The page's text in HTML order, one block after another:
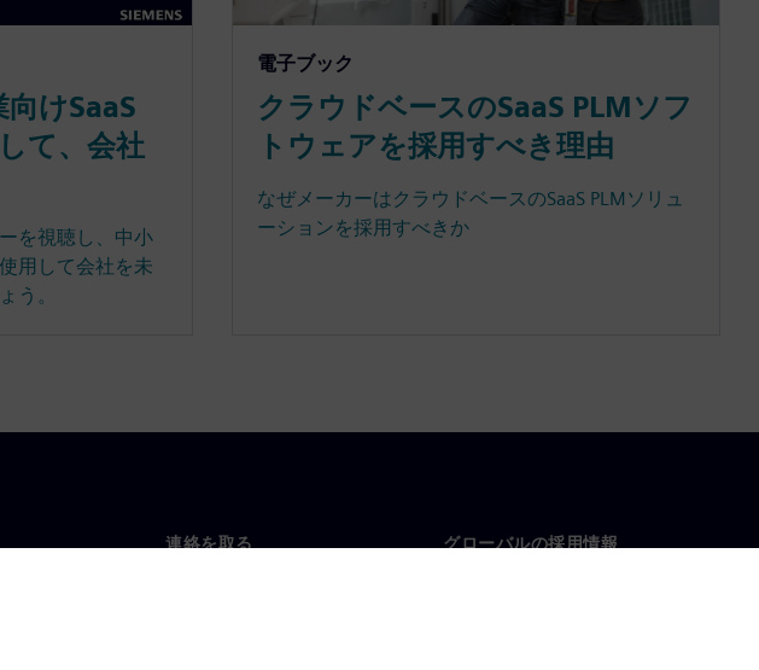
けSaaS
て、会社
を視聴し、中小
用して会社を未
う。
電子ブック
クラウドベースのSaaS PLMソフ
トウェアを採用すべき理由
なぜメーカーはクラウドベースのSaaS PLMソリュ
ーションを採用すべきか
連絡を取る グローバルの採用情報